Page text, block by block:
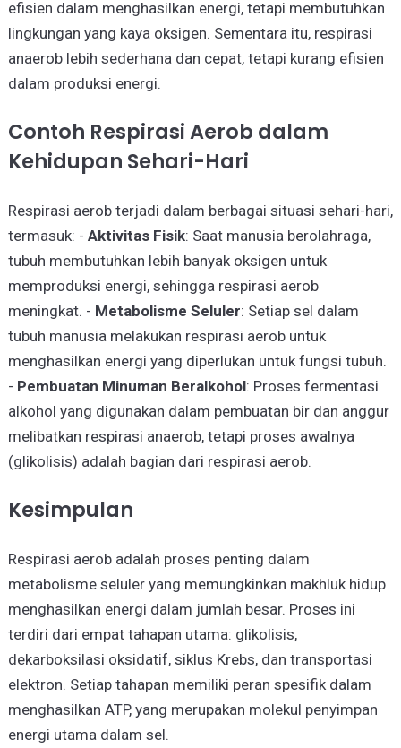
efisien dalam menghasilkan energi, tetapi membutuhkan
lingkungan yang kaya oksigen. Sementara itu, respirasi
anaerob lebih sederhana dan cepat, tetapi kurang efisien
dalam produksi energi.
Contoh Respirasi Aerob dalam
Kehidupan Sehari-Hari
Respirasi aerob terjadi dalam berbagai situasi sehari-hari,
termasuk: - Aktivitas Fisik: Saat manusia berolahraga,
tubuh membutuhkan lebih banyak oksigen untuk
memproduksi energi, sehingga respirasi aerob
meningkat. - Metabolisme Seluler: Setiap sel dalam
tubuh manusia melakukan respirasi aerob untuk
menghasilkan energi yang diperlukan untuk fungsi tubuh.
- Pembuatan Minuman Beralkohol: Proses fermentasi
alkohol yang digunakan dalam pembuatan bir dan anggur
melibatkan respirasi anaerob, tetapi proses awalnya
(glikolisis) adalah bagian dari respirasi aerob.
Kesimpulan
Respirasi aerob adalah proses penting dalam
metabolisme seluler yang memungkinkan makhluk hidup
menghasilkan energi dalam jumlah besar. Proses ini
terdiri dari empat tahapan utama: glikolisis,
dekarboksilasi oksidatif, siklus Krebs, dan transportasi
elektron. Setiap tahapan memiliki peran spesifik dalam
menghasilkan ATP, yang merupakan molekul penyimpan
energi utama dalam sel.